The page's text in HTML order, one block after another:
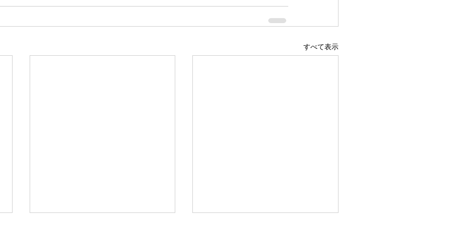
すべて表示